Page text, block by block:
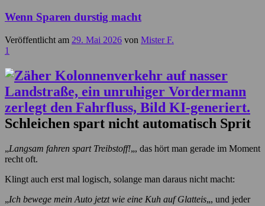
Wenn Sparen durstig macht
Veröffentlicht am 29. Mai 2026 von Mister F.
1
Schleichen spart nicht automatisch Sprit
„Langsam fahren spart Treibstoff!„, das hört man gerade im Moment
recht oft.
Klingt auch erst mal logisch, solange man daraus nicht macht:
„Ich bewege mein Auto jetzt wie eine Kuh auf Glatteis„, und jeder